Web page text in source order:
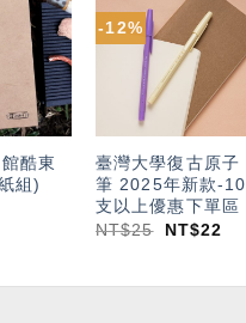
加入
「願
望輕
單」
酷東
組)
-12%
望輕
單」
臺灣大學復古原子
筆 2025年新款-10
支以上優惠下單區
NT$25 NT$22